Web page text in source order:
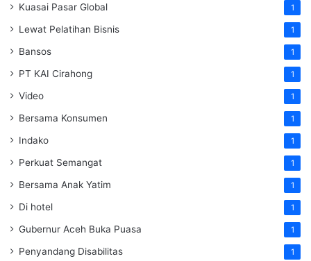
Kuasai Pasar Global 1
Lewat Pelatihan Bisnis 1
Bansos 1
PT KAI Cirahong 1
Video 1
Bersama Konsumen 1
Indako 1
Perkuat Semangat 1
Bersama Anak Yatim 1
Di hotel 1
Gubernur Aceh Buka Puasa 1
Penyandang Disabilitas 1